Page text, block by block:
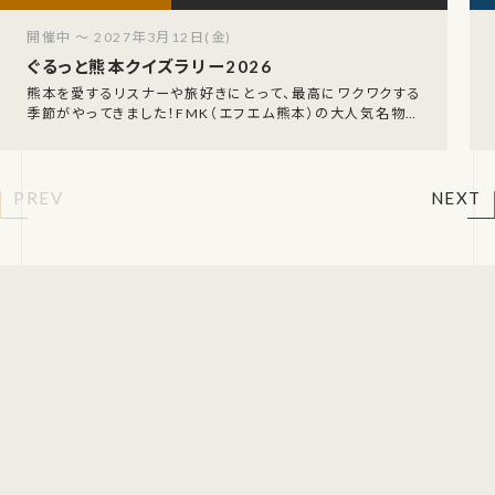
ぐるっと熊本クイズラリー2026
熊本を愛するリスナーや旅好きにとって、最高にワクワクする
季節がやってきました！FMK（エフエム熊本）の大人気名物企
開催中 ～ 2027年3月12日(金)
PREV NEXT